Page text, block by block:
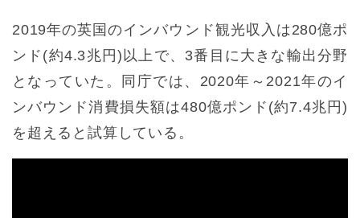
2019年の英国のインバウンド観光収入は280億ポ
ンド(約4.3兆円)以上で、3番目に大きな輸出分野
となっていた。同庁では、2020年～2021年のイ
ンバウンド消費損失額は480億ポンド(約7.4兆円)
を超えると試算している。